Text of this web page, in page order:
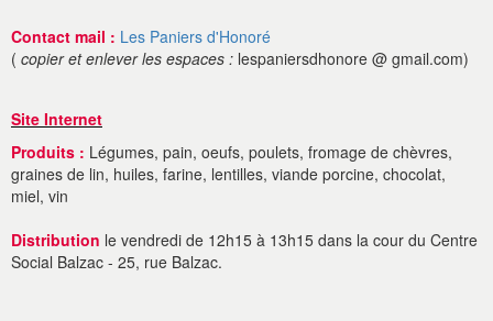
Contact mail : Les Paniers d'Honoré
( copier et enlever les espaces : lespaniersdhonore @ gmail.com)
Site Internet
Produits : Légumes, pain, oeufs, poulets, fromage de chèvres,
graines de lin, huiles, farine, lentilles, viande porcine, chocolat,
miel, vin
Distribution le vendredi de 12h15 à 13h15 dans la cour du Centre
Social Balzac - 25, rue Balzac.